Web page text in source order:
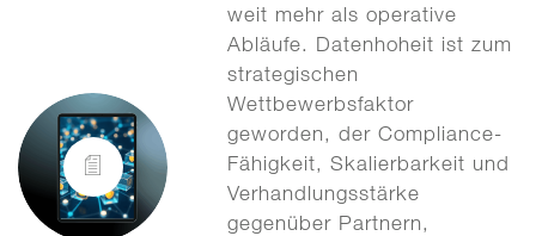
weit mehr als operative
Abläufe. Datenhoheit ist zum
strategischen
Wettbewerbsfaktor
geworden, der Compliance-
Fähigkeit, Skalierbarkeit und
Verhandlungsstärke
gegenüber Partnern,